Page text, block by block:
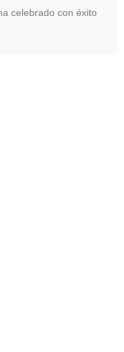
celebrado con éxito